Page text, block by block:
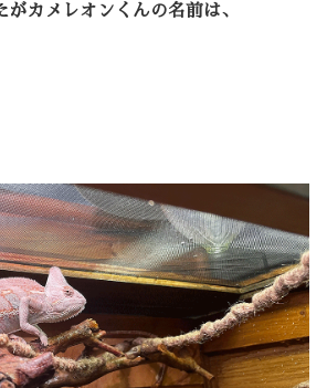
カメレオンくんの名前は、